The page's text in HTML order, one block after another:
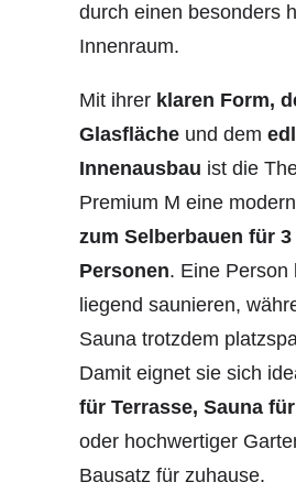
durch einen besonders
Innenraum.
Mit ihrer klaren Form,
Glasfläche und dem
Innenausbau ist die
Premium M eine
zum Selberbauen für 3
Personen. Eine Person
liegend saunieren,
Sauna trotzdem
Damit eignet sie sich
für Terrasse, Sauna
oder hochwertiger
Bausatz für zuhause.